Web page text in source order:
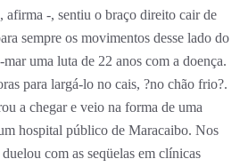
afirma -, sentiu o braço direito cair de
sempre os movimentos desse lado do
uma luta de 22 anos com a doença.
para largá-lo no cais, ?no chão frio?.
a chegar e veio na forma de uma
hospital público de Maracaibo. Nos
com as seqüelas em clínicas